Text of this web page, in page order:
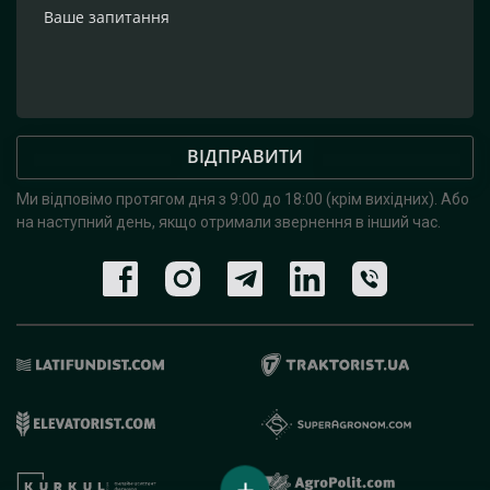
ВІДПРАВИТИ
Ми відповімо протягом дня з 9:00 до 18:00 (крім вихідних). Або
на наступний день, якщо отримали звернення в інший час.